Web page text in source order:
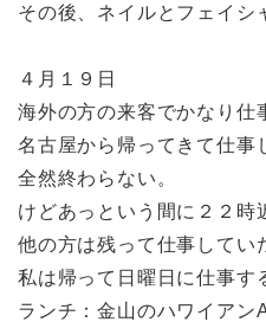
その後、ネイルとフェイシ
４月１９日
海外の方の来客でかなり仕
名古屋から帰ってきて仕事
全然終わらない。
けどあっという間に２２時
他の方は残って仕事してい
私は帰って日曜日に仕事す
ランチ：金山のハワイア